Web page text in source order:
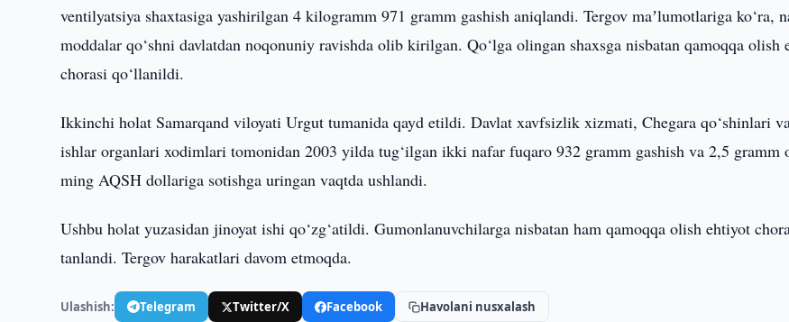
ventilyatsiya shaxtasiga yashirilgan 4 kilogramm 971 gramm gashish aniqlandi. Tergov maʼlumotlariga ko‘ra,
moddalar qo‘shni davlatdan noqonuniy ravishda olib kirilgan. Qo‘lga olingan shaxsga nisbatan qamoqqa olish
chorasi qo‘llanildi.
Ikkinchi holat Samarqand viloyati Urgut tumanida qayd etildi. Davlat xavfsizlik xizmati, Chegara qo‘shinlari
ishlar organlari xodimlari tomonidan 2003 yilda tug‘ilgan ikki nafar fuqaro 932 gramm gashish va 2,5 gramm
ming AQSH dollariga sotishga uringan vaqtda ushlandi.
Ushbu holat yuzasidan jinoyat ishi qo‘zg‘atildi. Gumonlanuvchilarga nisbatan ham qamoqqa olish ehtiyot
tanlandi. Tergov harakatlari davom etmoqda.
Ulashish: Telegram Twitter/X Facebook Havolani nusxalash